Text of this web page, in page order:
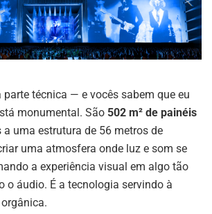
parte técnica — e vocês sabem que eu
monumental. São 502 m² de painéis
a uma estrutura de 56 metros de
uma atmosfera onde luz e som se
a experiência visual em algo tão
o áudio. É a tecnologia servindo à